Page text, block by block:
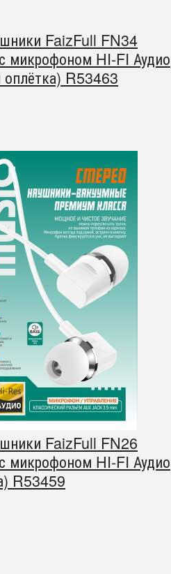
FaizFull FN34
микрофоном HI-FI Аудио
оплётка) R53463
FaizFull FN26
микрофоном HI-FI Аудио
R53459